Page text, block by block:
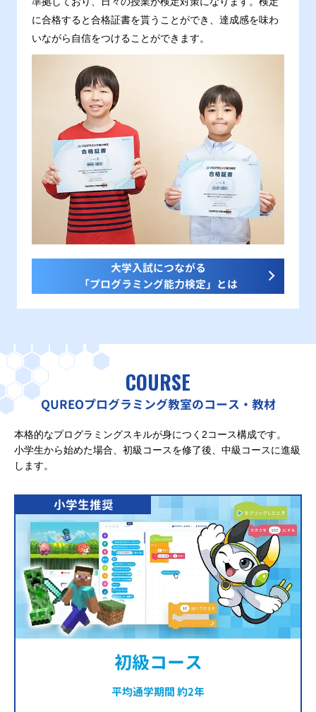
に合格すると合格証書を貰うことができ、達成感を味わ
いながら自信をつけることができます。
大学入試につながる
「プログラミング能力検定」とは
COURSE
QUREOプログラミング教室のコース・教材
本格的なプログラミングスキルが身につく2コース構成です。
小学生から始めた場合、初級コースを修了後、中級コースに進級
します。
小学生推奨
初級コース
平均通学期間 約2年